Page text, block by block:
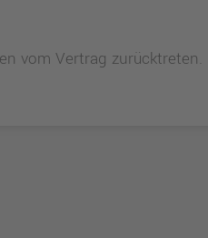
vom Vertrag zurücktreten.